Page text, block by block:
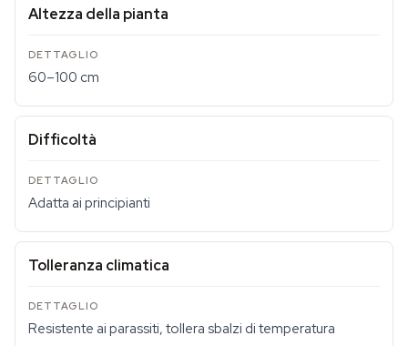
Altezza della pianta
60–100 cm
Difficoltà
Adatta ai principianti
Tolleranza climatica
Resistente ai parassiti, tollera sbalzi di temperatura